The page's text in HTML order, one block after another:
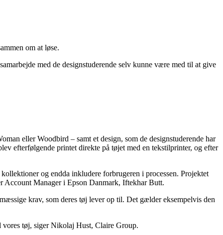
om at løse.
med de designstuderende selv kunne være med til at give
eller Woodbird – samt et design, som de designstuderende har
efterfølgende printet direkte på tøjet med en tekstilprinter, og efter
og endda inkludere forbrugeren i processen. Projektet
Account Manager i Epson Danmark, Iftekhar Butt.
krav, som deres tøj lever op til. Det gælder eksempelvis den
tøj, siger Nikolaj Hust, Claire Group.